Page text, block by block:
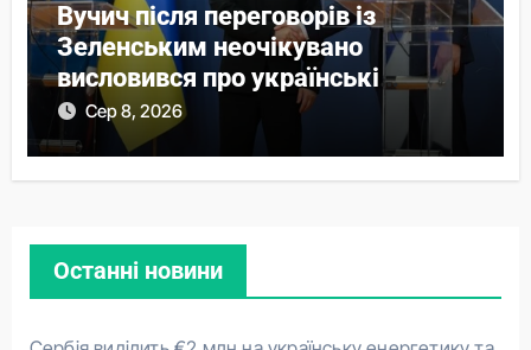
Вучич після переговорів із
Зеленським неочікувано
висловився про українські
території
Сер 8, 2026
Останні новини